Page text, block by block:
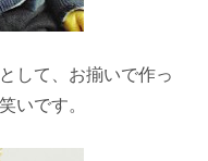
して、お揃いで作っ
いです。